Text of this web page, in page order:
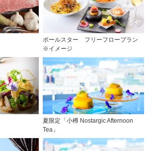
ポールスター フリーフロープラン
※イメージ
夏限定「小樽 Nostargic Afternoon
Tea」